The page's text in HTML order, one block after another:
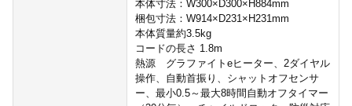
本体寸法：W300×D300×H884mm
梱包寸法：W914×D231×H231mm
本体質量約3.5kg
コードの長さ 1.8m
熱源 グラファイトeヒーター、2ダイヤル
操作、自動首振り、シャットオフセンサ
ー、最小0.5～最大8時間自動オフタイマー